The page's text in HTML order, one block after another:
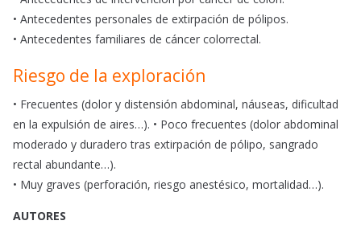
• Antecedentes personales de extirpación de pólipos.
• Antecedentes familiares de cáncer colorrectal.
Riesgo de la exploración
• Frecuentes (dolor y distensión abdominal, náuseas, dificultad
en la expulsión de aires…). • Poco frecuentes (dolor abdominal
moderado y duradero tras extirpación de pólipo, sangrado
rectal abundante…).
• Muy graves (perforación, riesgo anestésico, mortalidad…).
AUTORES